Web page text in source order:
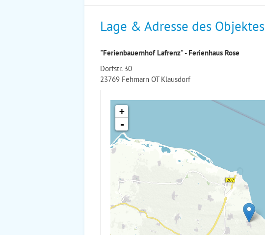
Lage & Adresse des Objektes
"Ferienbauernhof Lafrenz" - Ferienhaus Rose
Dorfstr. 30
23769 Fehmarn OT Klausdorf
+
-